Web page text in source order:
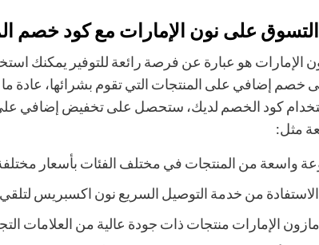
على نون الإمارات مع كود خصم
الإمارات هو عبارة عن فرصة رائعة للتوفير يمكنك
خصم إضافي على المنتجات التي تقوم بشرائها،
كود الخصم لديك، ستحصل على تخفيض إضافي على
مثل:
واسعة من المنتجات في مختلف الفئات بأسعار مختلفة
من خدمة التوصيل السريع نون اكسبريس
الإمارات منتجات ذات جودة عالية من العلامات